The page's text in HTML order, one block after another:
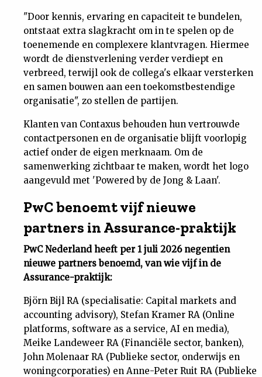
"Door kennis, ervaring en capaciteit te bundelen,
ontstaat extra slagkracht om in te spelen op de
toenemende en complexere klantvragen. Hiermee
wordt de dienstverlening verder verdiept en
verbreed, terwijl ook de collega's elkaar versterken
en samen bouwen aan een toekomstbestendige
organisatie", zo stellen de partijen.
Klanten van Contaxus behouden hun vertrouwde
contactpersonen en de organisatie blijft voorlopig
actief onder de eigen merknaam. Om de
samenwerking zichtbaar te maken, wordt het logo
aangevuld met 'Powered by de Jong & Laan'.
PwC benoemt vijf nieuwe
partners in Assurance-praktijk
PwC Nederland heeft per 1 juli 2026 negentien
nieuwe partners benoemd, van wie vijf in de
Assurance-praktijk:
Björn Bijl RA (specialisatie: Capital markets and
accounting advisory), Stefan Kramer RA (Online
platforms, software as a service, AI en media),
Meike Landeweer RA (Financiële sector, banken),
John Molenaar RA (Publieke sector, onderwijs en
woningcorporaties) en Anne-Peter Ruit RA (Publieke